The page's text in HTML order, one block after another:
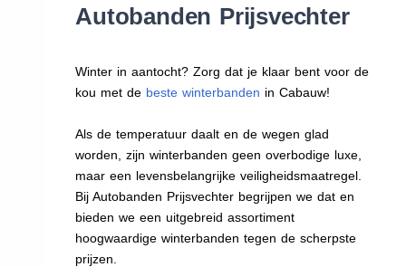
Autobanden Prijsvechter
Winter in aantocht? Zorg dat je klaar bent voor de
kou met de beste winterbanden in Cabauw!
Als de temperatuur daalt en de wegen glad
worden, zijn winterbanden geen overbodige luxe,
maar een levensbelangrijke veiligheidsmaatregel.
Bij Autobanden Prijsvechter begrijpen we dat en
bieden we een uitgebreid assortiment
hoogwaardige winterbanden tegen de scherpste
prijzen.